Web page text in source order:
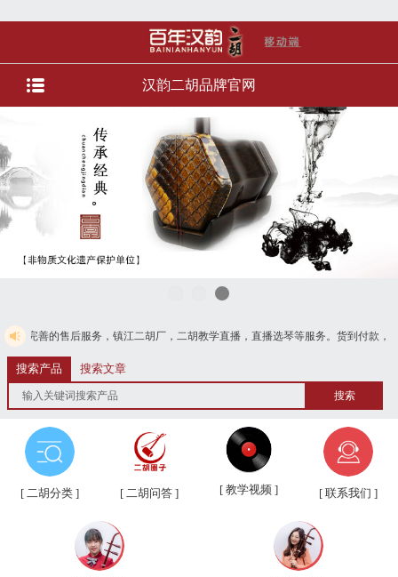
汉韵二胡品牌官网
务，镇江二胡厂，二胡教学直播，直播选琴等服务。货到付款，免费电话
搜索产品 搜索文章
[ 二胡分类 ] [ 二胡问答 ] [ 教学视频 ] [ 联系我们 ]